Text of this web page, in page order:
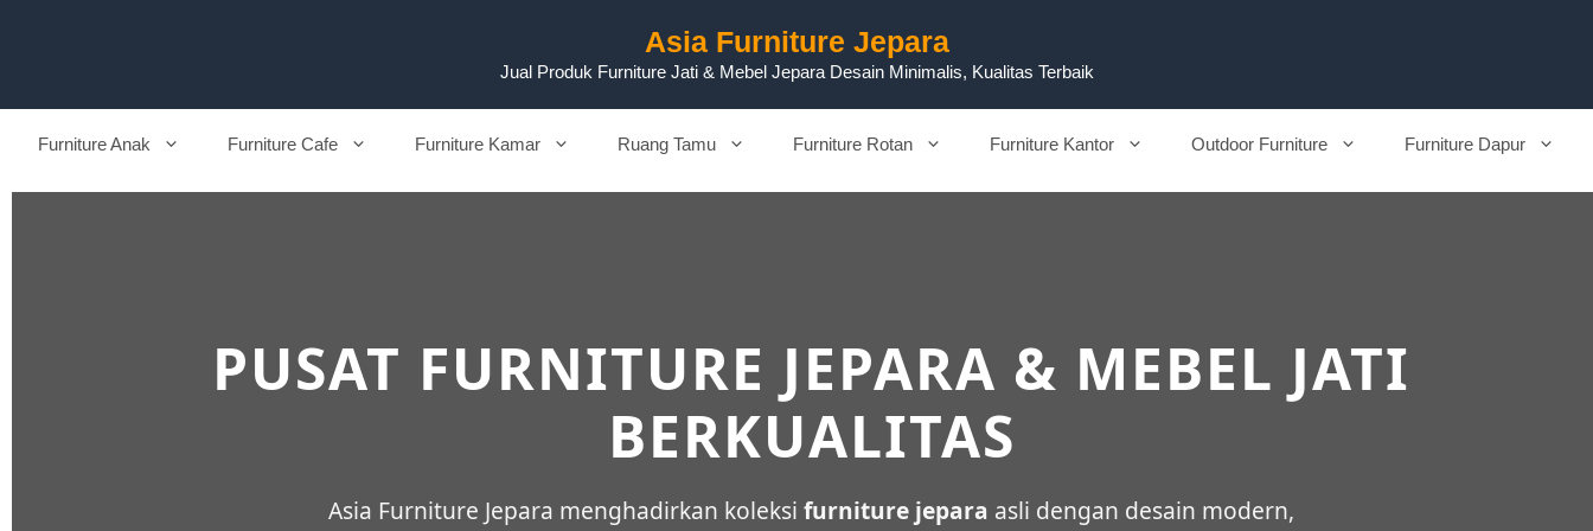
Asia Furniture Jepara
Jual Produk Furniture Jati & Mebel Jepara Desain Minimalis, Kualitas Terbaik
Furniture Anak Furniture Cafe Furniture Kamar Ruang Tamu Furniture Rotan Furniture Kantor Outdoor Furniture Furniture Dapur
PUSAT FURNITURE JEPARA & MEBEL JATI
BERKUALITAS
Asia Furniture Jepara menghadirkan koleksifurniture jepara asli dengan desain modern,